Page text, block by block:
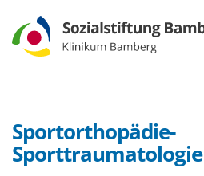
Sportorthopädie-
Sporttraumatologie